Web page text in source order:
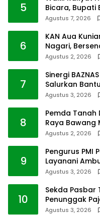
5
Bicara, Bupati
Agustus 7, 2026
6
KAN Aua
Nagari,
Agustus 2, 2026
7
Sinergi
Salurkan
Agustus 3, 2026
8
Pemda Tanah
Raya Bawang
Agustus 2, 2026
9
Pengurus PMI
Layanani
Agustus 3, 2026
10
Sekda Pasbar
Penunggak
Agustus 3, 2026